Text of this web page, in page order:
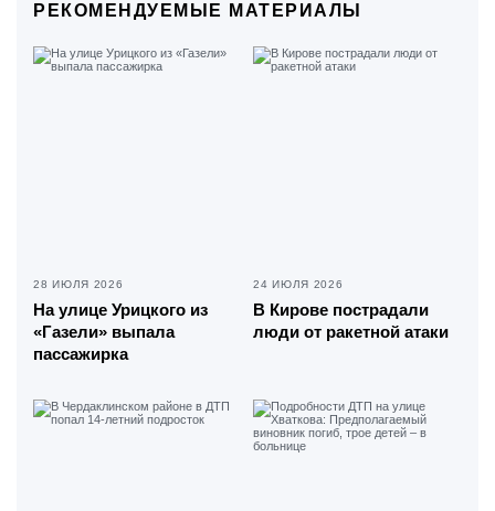
РЕКОМЕНДУЕМЫЕ МАТЕРИАЛЫ
28 ИЮЛЯ 2026
На улице Урицкого из
«Газели» выпала
пассажирка
24 ИЮЛЯ 2026
В Кирове пострадали
люди от ракетной атаки